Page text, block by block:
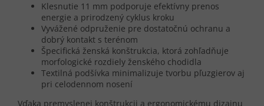
Klesnutie 11 mm podporuje efektívny prenos
energie a prirodzený cyklus kroku
Vyvážené odpruženie pre dostatočnú ochranu a
dobrý kontakt s terénom
Špecifická ženská konštrukcia, ktorá zohľadňuje
morfologické rozdiely ženského chodidla
Textilná podšívka minimalizuje tvorbu pľuzgierov aj
pri celodennom nosení
Vďaka premyslenej konštrukcii a ergonomickému dizajnu